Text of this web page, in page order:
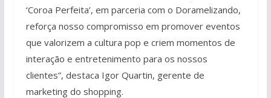
‘Coroa Perfeita’, em parceria com o Doramelizando,
reforça nosso compromisso em promover eventos
que valorizem a cultura pop e criem momentos de
interação e entretenimento para os nossos
clientes”, destaca Igor Quartin, gerente de
marketing do shopping.